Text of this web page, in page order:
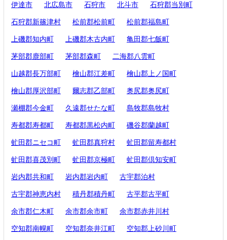
伊達市 北広島市 石狩市 北斗市 石狩郡当別町
石狩郡新篠津村 松前郡松前町 松前郡福島町
上磯郡知内町 上磯郡木古内町 亀田郡七飯町
茅部郡鹿部町 茅部郡森町 二海郡八雲町
山越郡長万部町 檜山郡江差町 檜山郡上ノ国町
檜山郡厚沢部町 爾志郡乙部町 奥尻郡奥尻町
瀬棚郡今金町 久遠郡せたな町 島牧郡島牧村
寿都郡寿都町 寿都郡黒松内町 磯谷郡蘭越町
虻田郡ニセコ町 虻田郡真狩村 虻田郡留寿都村
虻田郡喜茂別町 虻田郡京極町 虻田郡倶知安町
岩内郡共和町 岩内郡岩内町 古宇郡泊村
古宇郡神恵内村 積丹郡積丹町 古平郡古平町
余市郡仁木町 余市郡余市町 余市郡赤井川村
空知郡南幌町 空知郡奈井江町 空知郡上砂川町